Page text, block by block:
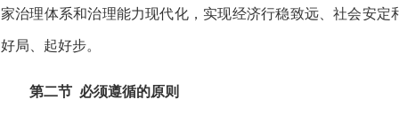
家治理体系和治理能力现代化，实现经济行稳致远、社会安
好局、起好步。
第二节 必须遵循的原则